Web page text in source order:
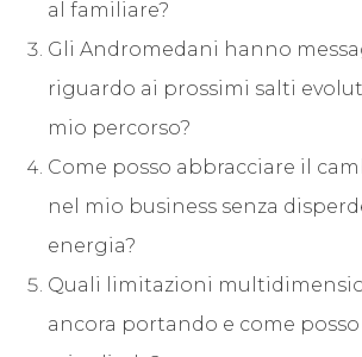
al familiare?
Gli Andromedani hanno
riguardo ai prossimi salti
mio percorso?
Come posso abbracciare il
nel mio business senza
energia?
Quali limitazioni
ancora portando e come posso